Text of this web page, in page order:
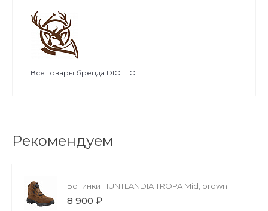
Все товары бренда DIOTTO
Рекомендуем
Ботинки HUNTLANDIA TROPA Mid, brown
8 900 ₽